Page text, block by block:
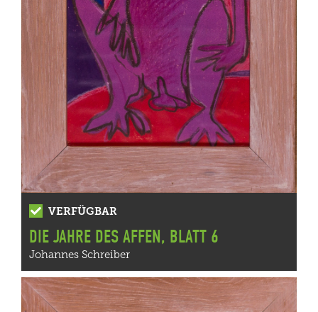
VERFÜGBAR
DIE JAHRE DES AFFEN, BLATT 6
Johannes Schreiber